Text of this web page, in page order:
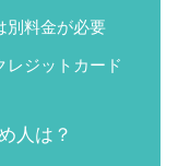
別料金が必要
レジットカード
人は？